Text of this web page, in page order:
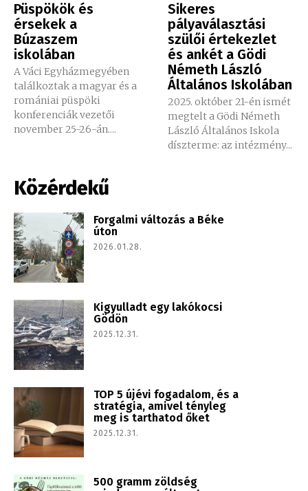
Püspökök és
érsekek a
Búzaszem
iskolában
A Váci Egyházmegyében
találkoztak a magyar és a
romániai püspöki
konferenciák vezetői
november 25-26-án....
Sikeres
pályaválasztási
szülői értekezlet
és ankét a Gödi
Németh László
Általános Iskolában
2025. október 21-én ismét
megtelt a Gödi Németh
László Általános Iskola
díszterme: az intézmény...
Közérdekű
Forgalmi változás a Béke
úton
2026.01.28.
Kigyulladt egy lakókocsi
Gödön
2025.12.31.
TOP 5 újévi fogadalom, és a
stratégia, amivel tényleg
meg is tarthatod őket
2025.12.31.
500 gramm zöldség